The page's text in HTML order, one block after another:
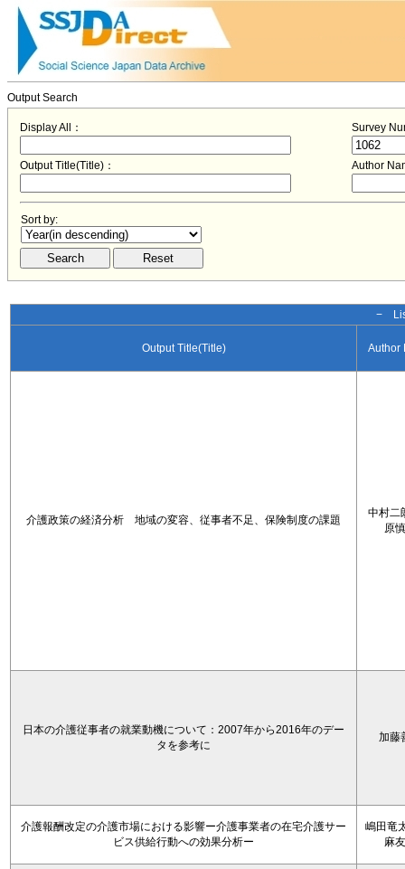
Output Search
Display All： Survey
Output Title(Title)： Author
Sort by:
−
Output Title(Title) Author
介護政策の経済分析 地域の変容、従事者不足、保険制度の課題
中村二
原
日本の介護従事者の就業動機について：2007年から2016年のデー
タを参考に
加藤
介護報酬改定の介護市場における影響ー介護事業者の在宅介護サー
ビス供給行動への効果分析ー
嶋田竜
麻